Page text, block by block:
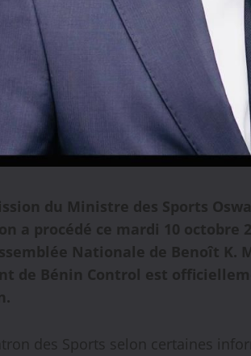
du Ministre des Sports
a procédé ce mardi 10
Nationale de Benoît K.
de Bénin Control est
des Sports selon certaines